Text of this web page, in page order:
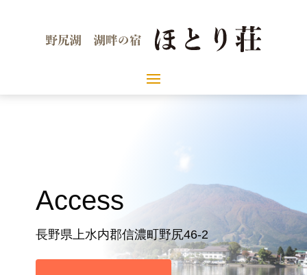
Access
長野県上水内郡信濃町野尻46-2